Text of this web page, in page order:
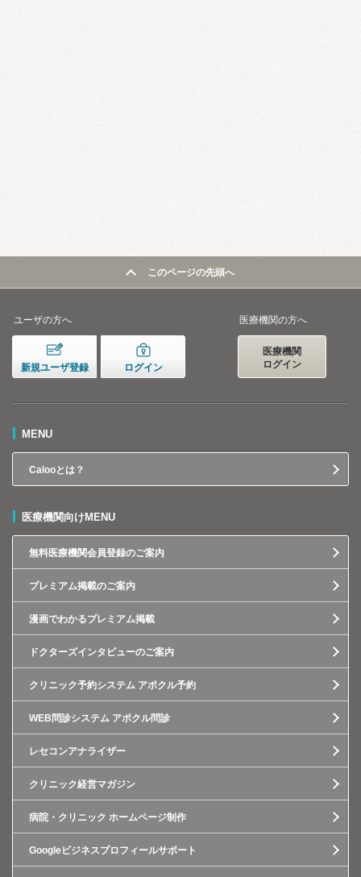
このページの先頭へ
ユーザの方へ
新規ユーザ登録 ログイン
医療機関の方へ
医療機関
ログイン
MENU
Calooとは？
医療機関向けMENU
無料医療機関会員登録のご案内
プレミアム掲載のご案内
漫画でわかるプレミアム掲載
ドクターズインタビューのご案内
クリニック予約システム アポクル予約
WEB問診システム アポクル問診
レセコンアナライザー
クリニック経営マガジン
病院・クリニック ホームページ制作
Googleビジネスプロフィールサポート